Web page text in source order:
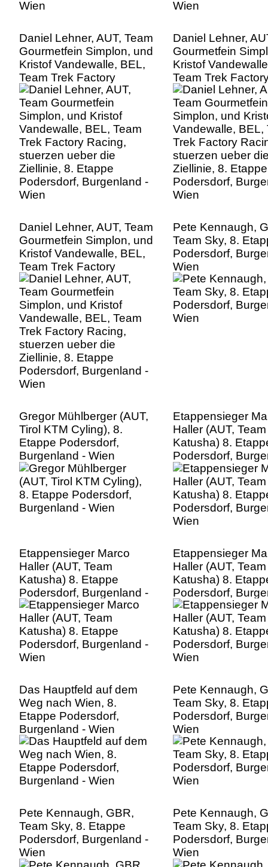
Daniel Lehner, AUT, Team
Gourmetfein Simplon, und
Kristof Vandewalle, BEL,
Team Trek Factory
Racing, stuerzen ueber
die Ziellinie, 8. Etappe
Podersdorf, Burgenland -
Wien
Daniel Lehner,
Gourmetfein
Kristof
Team Trek
Racing, stuerzen
die Ziellinie, 8.
Podersdorf,
Wien
Daniel Lehner, AUT, Team
Gourmetfein Simplon, und
Kristof Vandewalle, BEL,
Team Trek Factory
Racing, stuerzen ueber
die Ziellinie, 8. Etappe
Podersdorf, Burgenland -
Wien
Pete Kennaugh,
Team Sky, 8.
Podersdorf,
Wien
Gregor Mühlberger (AUT,
Tirol KTM Cyling), 8.
Etappe Podersdorf,
Burgenland - Wien
Etappensieger
Haller (AUT, Team
Katusha) 8.
Podersdorf,
Wien
Etappensieger Marco
Haller (AUT, Team
Katusha) 8. Etappe
Podersdorf, Burgenland -
Wien
Etappensieger
Haller (AUT, Team
Katusha) 8.
Podersdorf,
Wien
Das Hauptfeld auf dem
Weg nach Wien, 8.
Etappe Podersdorf,
Burgenland - Wien
Pete Kennaugh,
Team Sky, 8.
Podersdorf,
Wien
Pete Kennaugh, GBR,
Team Sky, 8. Etappe
Podersdorf, Burgenland -
Wien
Pete Kennaugh,
Team Sky, 8.
Podersdorf,
Wien